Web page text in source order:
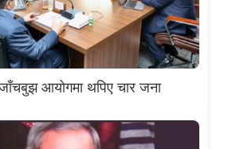
आयोगमा थपिए चार जना